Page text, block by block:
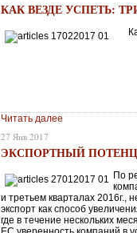
КАК ВЕЗДЕ УСПЕТЬ:
Читать далее
27 Янв 2017
ЭКСПОРТНЫЙ
По
и третьем кварталах 2016г.,
экспорт как способ
где в течение нескольких